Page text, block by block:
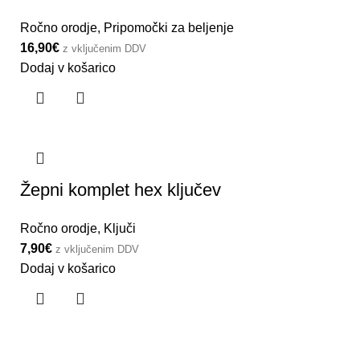
Ročno orodje, Pripomočki za beljenje
16,90€ z vključenim DDV
Dodaj v košarico
Žepni komplet hex ključev
Ročno orodje, Ključi
7,90€ z vključenim DDV
Dodaj v košarico